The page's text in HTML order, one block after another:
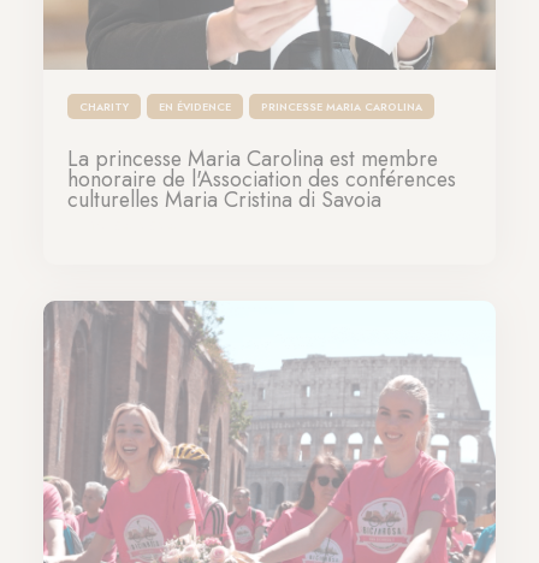
CHARITY EN ÉVIDENCE PRINCESSE MARIA CAROLINA
La princesse Maria Carolina est membre
honoraire de l'Association des conférences
culturelles Maria Cristina di Savoia